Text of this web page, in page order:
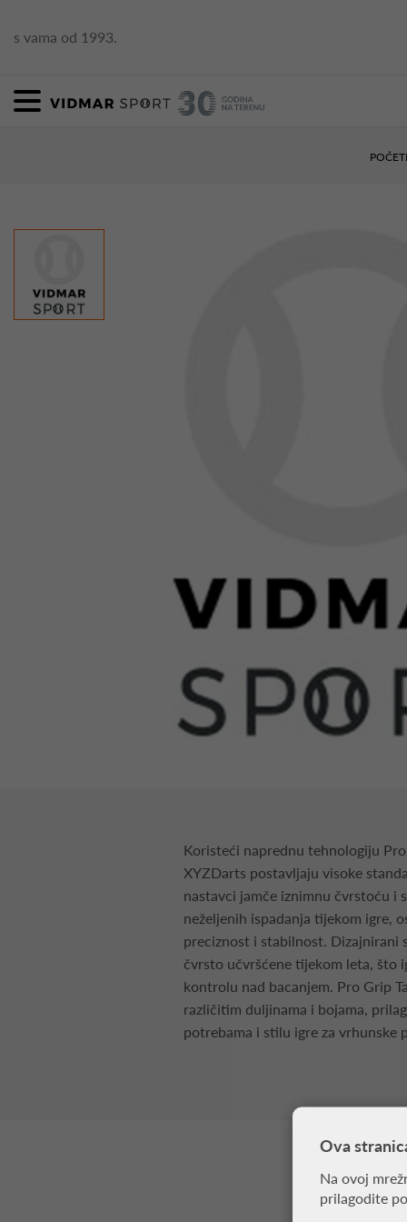
s vama od 1993.
Koristeći naprednu tehnologiju
XYZDarts postavljaju visoke
nastavci jamče iznimnu čvrstoću i
neželjenih ispadanja tijekom igre,
preciznost i stabilnost. Dizajnirani
čvrsto učvršćene tijekom leta, što
kontrolu nad bacanjem. Pro Grip
različitim duljinama i bojama,
potrebama i stilu igre za vrhunske
Ova
Na ovoj
prilagodite